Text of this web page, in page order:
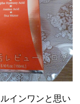
インワンと思い